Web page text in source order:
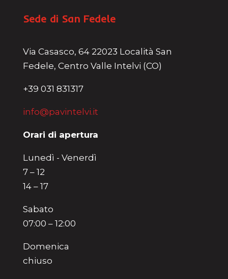
Sede di San Fedele
Via Casasco, 64 22023 Località San
Fedele, Centro Valle Intelvi (CO)
+39 031 831317
info@pavintelvi.it
Orari di apertura
Lunedì - Venerdì
7 – 12
14 – 17
Sabato
07:00 – 12:00
Domenica
chiuso